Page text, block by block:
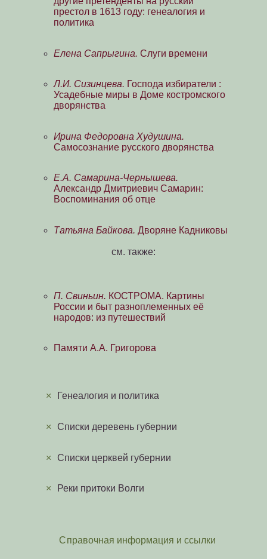
престол в 1613 году: генеалогия и
политика
Елена Сапрыгина. Слуги времени
Л.И. Сизинцева. Господа избиратели :
Усадебные миры в Доме костромского
дворянства
Ирина Федоровна Худушина.
Самосознание русского дворянства
Е.А. Самарина-Чернышева.
Александр Дмитриевич Самарин:
Воспоминания об отце
Татьяна Байкова. Дворяне Кадниковы
см. также:
П. Свиньин. КОСТРОМА. Картины
России и быт разноплеменных её
народов: из путешествий
Памяти А.А. Григорова
Генеалогия и политика
×Списки деревень губернии
×Списки церквей губернии
Реки притоки Волги
Справочная информация и ссылки